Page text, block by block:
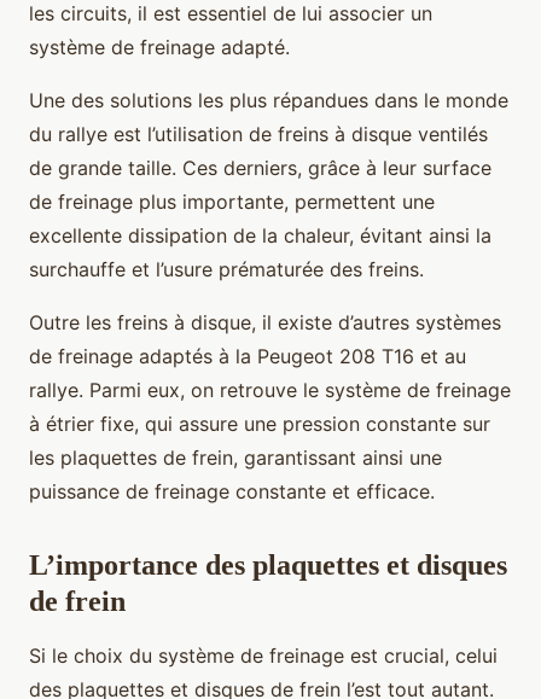
les circuits, il est essentiel de lui associer un
système de freinage adapté.
Une des solutions les plus répandues dans le monde
du rallye est l’utilisation de freins à disque ventilés
de grande taille. Ces derniers, grâce à leur surface
de freinage plus importante, permettent une
excellente dissipation de la chaleur, évitant ainsi la
surchauffe et l’usure prématurée des freins.
Outre les freins à disque, il existe d’autres systèmes
de freinage adaptés à la Peugeot 208 T16 et au
rallye. Parmi eux, on retrouve le système de freinage
à étrier fixe, qui assure une pression constante sur
les plaquettes de frein, garantissant ainsi une
puissance de freinage constante et efficace.
L’importance des plaquettes et disques
de frein
Si le choix du système de freinage est crucial, celui
des plaquettes et disques de frein l’est tout autant.